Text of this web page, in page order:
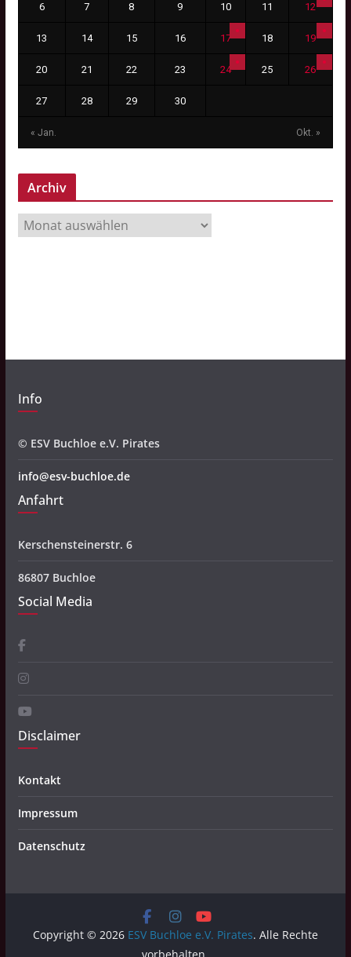
« Jan. Okt. »
6 7 8 9 10 11 12
13 14 15 16 17 18 19
20 21 22 23 24 25 26
27 28 29 30
Archiv
Info
© ESV Buchloe e.V. Pirates
info@esv-buchloe.de
Anfahrt
Kerschensteinerstr. 6
86807 Buchloe
Social Media
Disclaimer
Kontakt
Impressum
Datenschutz
Copyright © 2026 ESV Buchloe e.V. Pirates. Alle Rechte